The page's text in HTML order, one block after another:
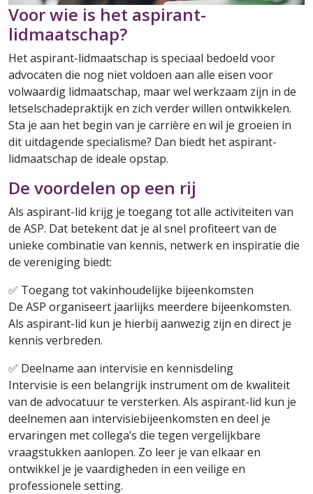
Voor wie is het aspirant-
lidmaatschap?
Het aspirant-lidmaatschap is speciaal bedoeld voor
advocaten die nog niet voldoen aan alle eisen voor
volwaardig lidmaatschap, maar wel werkzaam zijn in de
letselschadepraktijk en zich verder willen ontwikkelen.
Sta je aan het begin van je carrière en wil je groeien in
dit uitdagende specialisme? Dan biedt het aspirant-
lidmaatschap de ideale opstap.
De voordelen op een rij
Als aspirant-lid krijg je toegang tot alle activiteiten van
de ASP. Dat betekent dat je al snel profiteert van de
unieke combinatie van kennis, netwerk en inspiratie die
de vereniging biedt:
✅ Toegang tot vakinhoudelijke bijeenkomsten
De ASP organiseert jaarlijks meerdere bijeenkomsten.
Als aspirant-lid kun je hierbij aanwezig zijn en direct je
kennis verbreden.
✅ Deelname aan intervisie en kennisdeling
Intervisie is een belangrijk instrument om de kwaliteit
van de advocatuur te versterken. Als aspirant-lid kun je
deelnemen aan intervisiebijeenkomsten en deel je
ervaringen met collega’s die tegen vergelijkbare
vraagstukken aanlopen. Zo leer je van elkaar en
ontwikkel je je vaardigheden in een veilige en
professionele setting.